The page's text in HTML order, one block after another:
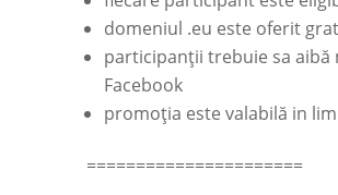
domeniul .eu este oferit
participanții trebuie sa aibă
Facebook
promoția este valabilă in
======================